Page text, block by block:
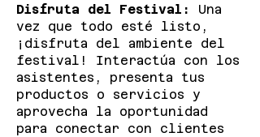
Disfruta del Festival:
Una
vez que todo esté listo,
¡disfruta del ambiente del
festival! Interactúa con los
asistentes, presenta tus
productos o servicios y
aprovecha la oportunidad
para conectar con clientes